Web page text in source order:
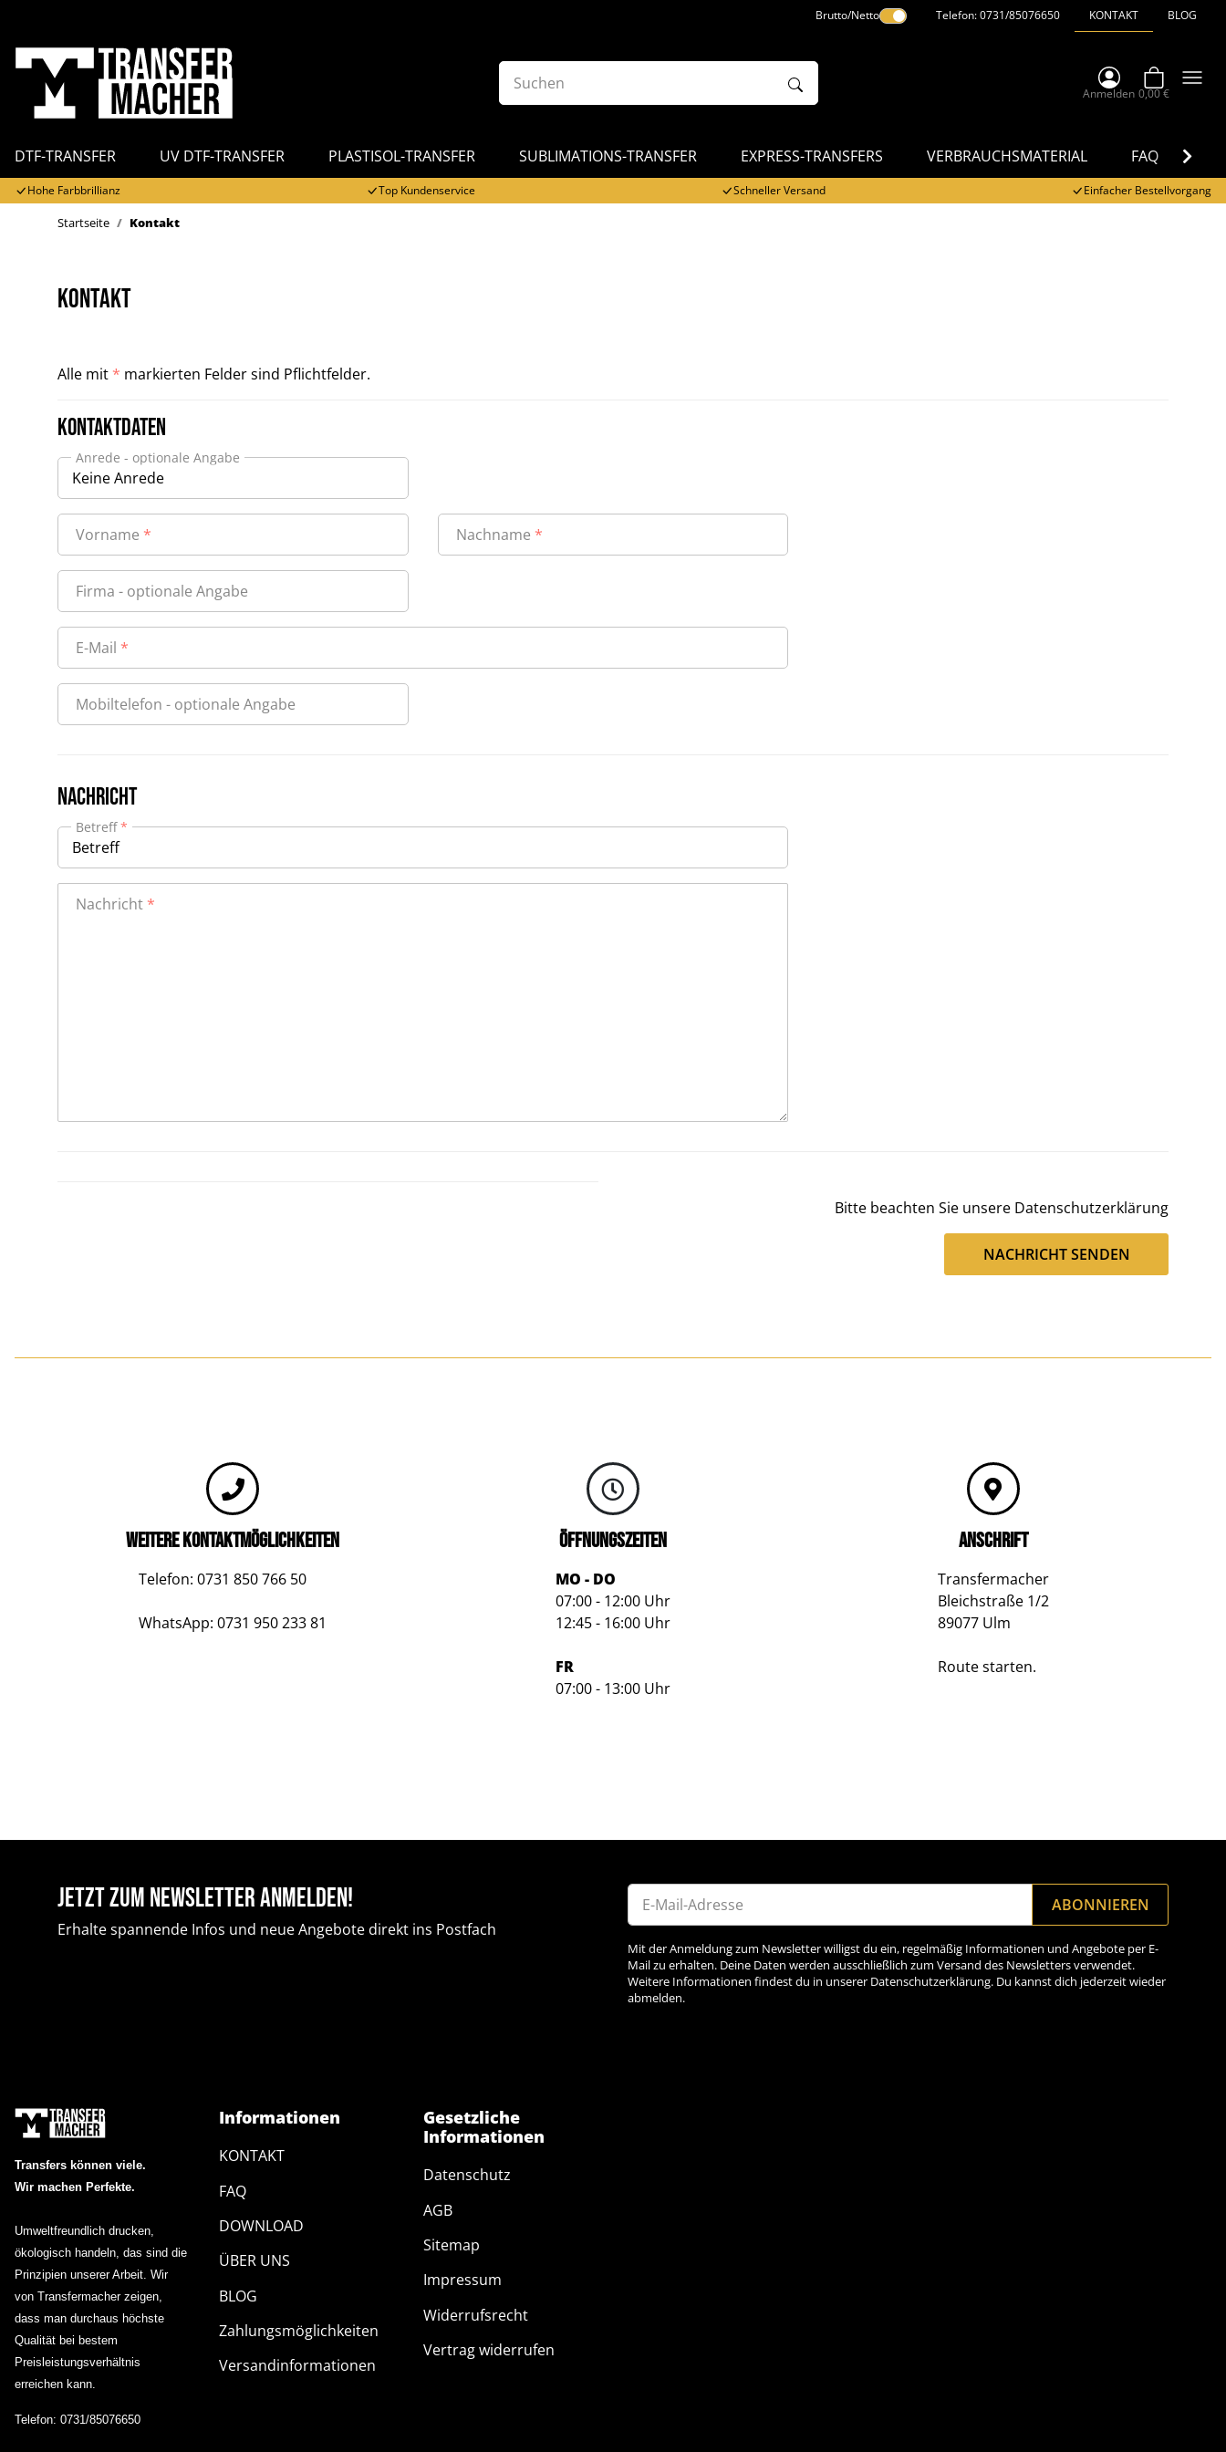
Brutto/Netto Telefon: 0731/85076650 KONTAKT BLOG
Anmelden 0,00 €
DTF-TRANSFER UV DTF-TRANSFER PLASTISOL-TRANSFER SUBLIMATIONS-TRANSFER EXPRESS-TRANSFERS VERBRAUCHSMATERIAL FAQ
Hohe Farbbrillianz Top Kundenservice Schneller Versand Einfacher Bestellvorgang
Startseite Kontakt
Kontakt
Alle mit * markierten Felder sind Pflichtfelder.
Kontaktdaten
Anrede - optionale Angabe
Vorname Nachname
Firma - optionale Angabe
E-Mail
Mobiltelefon - optionale Angabe
Nachricht
Betreff
Nachricht
Bitte beachten Sie unsere Datenschutzerklärung
NACHRICHT SENDEN
WEITERE KONTAKTMÖGLICHKEITEN
Telefon:0731 850 766 50
WhatsApp:0731 950 233 81
ÖFFNUNGSZEITEN
MO - DO
07:00 - 12:00 Uhr
12:45 - 16:00 Uhr
FR
07:00 - 13:00 Uhr
ANSCHRIFT
Transfermacher
Bleichstraße 1/2
89077 Ulm
Route starten.
Jetzt zum Newsletter anmelden!
Erhalte spannende Infos und neue Angebote direkt ins Postfach
ABONNIEREN
Mit der Anmeldung zum Newsletter willigst du ein, regelmäßig Informationen und Angebote per E-
Mail zu erhalten. Deine Daten werden ausschließlich zum Versand des Newsletters verwendet.
Weitere Informationen findest du in unserer Datenschutzerklärung. Du kannst dich jederzeit wieder
abmelden.
Transfers können viele.
Wir machen Perfekte.
Umweltfreundlich drucken,
ökologisch handeln, das sind die
Prinzipien unserer Arbeit. Wir
von Transfermacher zeigen,
dass man durchaus höchste
Qualität bei bestem
Preisleistungsverhältnis
erreichen kann.
Telefon: 0731/85076650
Informationen
KONTAKT
FAQ
DOWNLOAD
ÜBER UNS
BLOG
Zahlungsmöglichkeiten
Versandinformationen
Gesetzliche
Informationen
Datenschutz
AGB
Sitemap
Impressum
Widerrufsrecht
Vertrag widerrufen